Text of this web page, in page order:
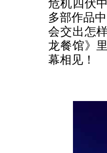
危机四伏
多部作品
会交出怎
龙餐馆》
幕相见！